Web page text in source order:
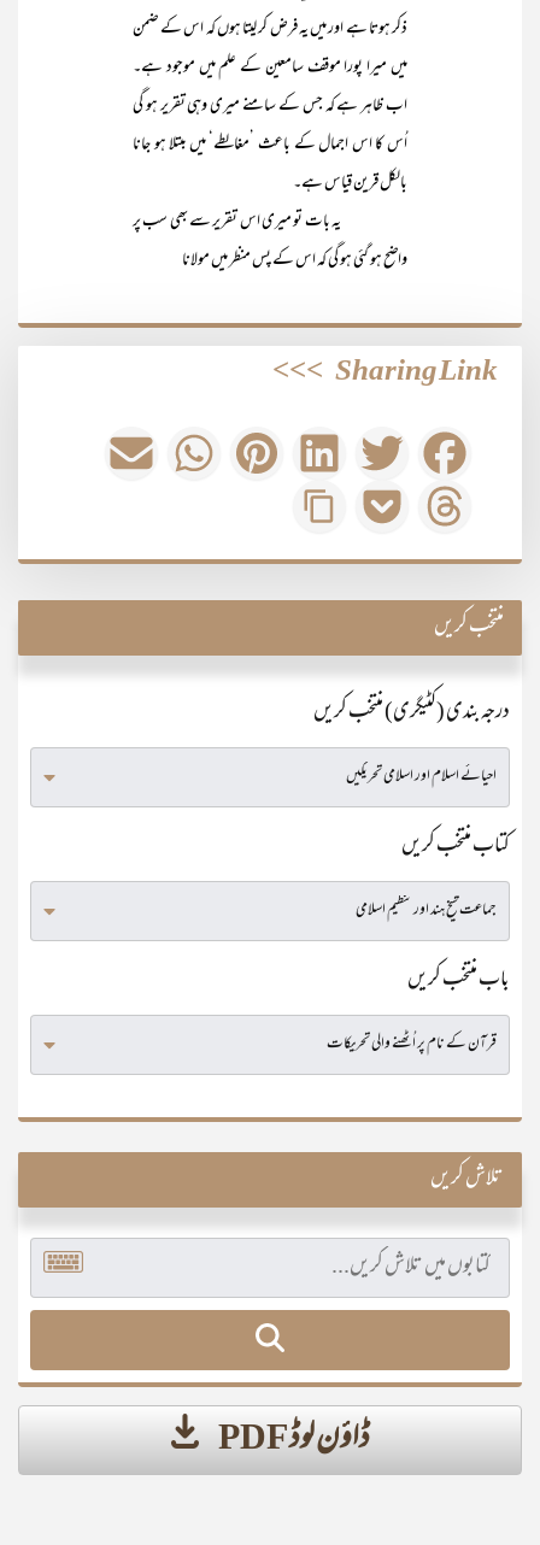
ذکر ہوتا ہے اور میں یہ فرض کر لیتا ہوں کہ اس کے ضمن
میں میرا پورا موقف سامعین کے علم میں موجود ہے۔
اب ظاہر ہے کہ جس کے سامنے میری وہی تقریر ہو گی
اُس کا اس اجمال کے باعث ’مغالطے‘ میں مبتلا ہو جانا
بالکل قرین قیاس ہے۔
یہ بات تو میری اس تقریر سے بھی سب پر
واضح ہو گئی ہو گی کہ اس کے پس منظر میں مولانا
Sharing Link
>>>
منتخب کریں
درجہ بندی (کٹیگری) منتخب کریں
کتاب منتخب کریں
باب منتخب کریں
تلاش کریں
ڈاؤن لوڈ PDF